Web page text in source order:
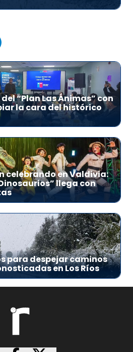
“Plan Las Ánimas” con
la cara del histórico
celebrando en Valdivia:
llega con
para despejar caminos
en Los Ríos